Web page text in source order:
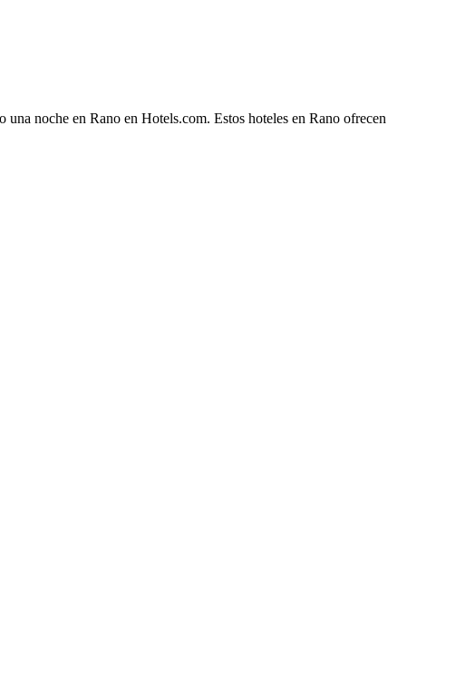
una noche en Rano en Hotels.com. Estos hoteles en Rano ofrecen